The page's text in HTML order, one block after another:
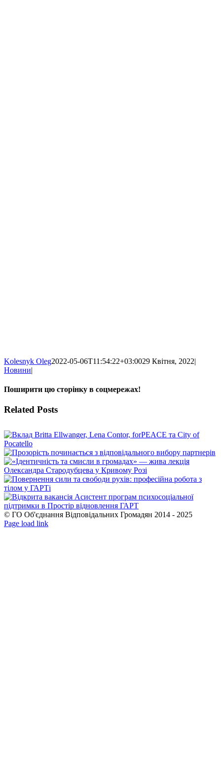
Kolesnyk Oleg2022-05-06T11:54:22+03:0029 Квітня, 2022|
Новини|
Поширити цю сторінку в соцмережах!
Facebook
X
WhatsApp
Telegram
Related Posts
© ГО Об'єднання Відповідальних Громадян 2014 - 2025
Facebook
YouTube
Page load link